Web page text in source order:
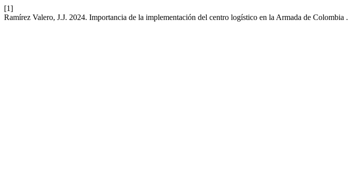
[1]
Ramírez Valero, J.J. 2024. Importancia de la implementación del centro logístico en la Armada de Colombia .